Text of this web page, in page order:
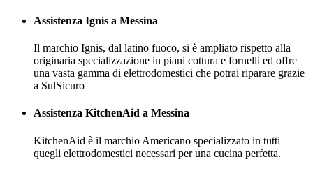
Assistenza Ignis a Messina
Il marchio Ignis, dal latino fuoco, si è ampliato rispetto alla
originaria specializzazione in piani cottura e fornelli ed offre
una vasta gamma di elettrodomestici che potrai riparare grazie
a SulSicuro
Assistenza KitchenAid a Messina
KitchenAid è il marchio Americano specializzato in tutti
quegli elettrodomestici necessari per una cucina perfetta.